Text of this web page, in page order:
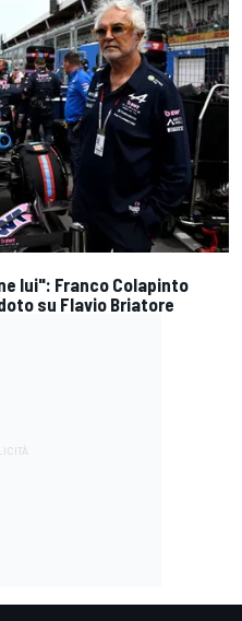
lui": Franco Colapinto
su Flavio Briatore